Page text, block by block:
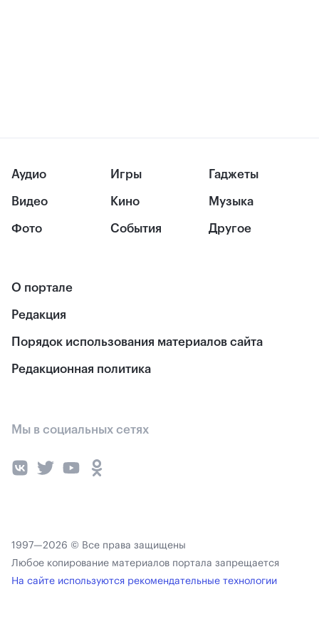
Аудио
Видео
Фото
Игры
Кино
События
Гаджеты
Музыка
Другое
О портале
Редакция
Порядок использования материалов сайта
Редакционная политика
Мы в социальных сетях
1997—2026 © Все права защищены
Любое копирование материалов портала запрещается
На сайте используются рекомендательные технологии